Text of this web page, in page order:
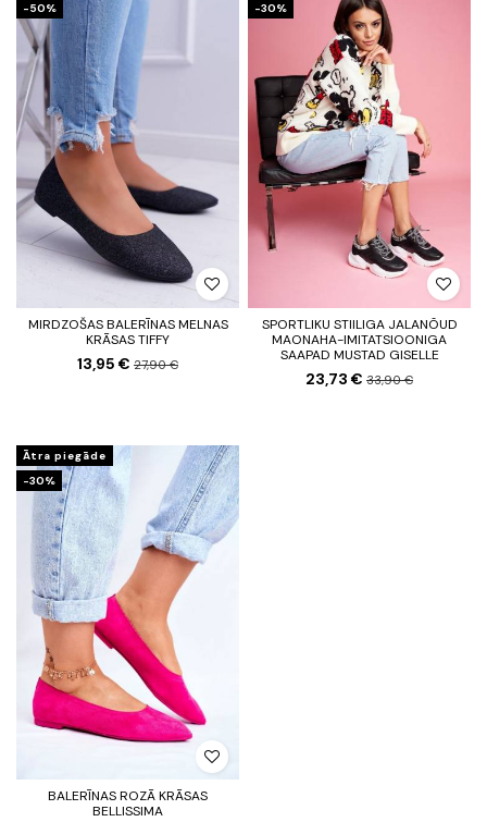
-50%
MIRDZOŠAS BALERĪNAS MELNAS
KRĀSAS TIFFY
13,95 € 27,90 €
-30%
SPORTLIKU STIILIGA JALANÕUD
MAONAHA-IMITATSIOONIGA
SAAPAD MUSTAD GISELLE
23,73 € 33,90 €
Ātra piegāde
-30%
BALERĪNAS ROZĀ KRĀSAS
BELLISSIMA